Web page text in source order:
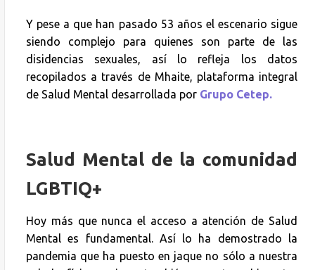
Y pese a que han pasado 53 años el escenario sigue
siendo complejo para quienes son parte de las
disidencias sexuales, así lo refleja los datos
recopilados a través de Mhaite, plataforma integral
de Salud Mental desarrollada por Grupo Cetep.
Salud Mental de la comunidad
LGBTIQ+
Hoy más que nunca el acceso a atención de Salud
Mental es fundamental. Así lo ha demostrado la
pandemia que ha puesto en jaque no sólo a nuestra